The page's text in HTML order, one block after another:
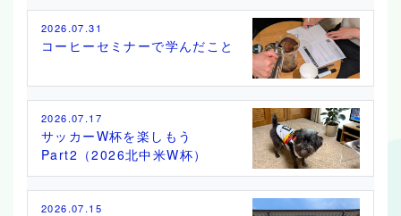
2026.07.31
コーヒーセミナーで学んだこと
2026.07.17
サッカーW杯を楽しもう
Part2（2026北中米W杯）
2026.07.15